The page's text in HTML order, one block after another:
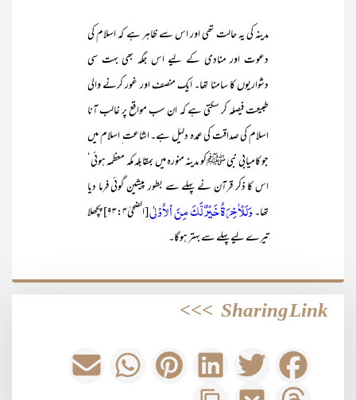
مدینہ کی یہ حالت تھی اور اس سے ظاہر ہے کہ اسلام کی
دعوت اور منادی کے لیے اس جگہ بھی بہت سی
دشواریوں کا سامنا تھا۔ ایک منصف اور غور کرنے والی
طبیعت فیصلہ کر سکتی ہے کہ ان سب مواقع پر غالب آنا
اسلام کی صداقت کی عمدہ دلیل ہے۔ اشاعت ِ اسلام میں
جو کامیابی نبی ﷺکو مدینہ منورہ میں بمقابلہ مکہ معظمہ ہوئی‘
اس کا ذکر قرآن نے پہلے سے بطور پیشین گوئی فرما دیا
تھا۔وَلَلْاٰخِرَۃُ خَیْرٌ لَّکَ مِنَ اْلاُوْلٰی
[الضحیٰ۹۳:۴] پچھلا
تیرے لیے پہلے سے بہتر ہوگا۔
Sharing Link
>>>